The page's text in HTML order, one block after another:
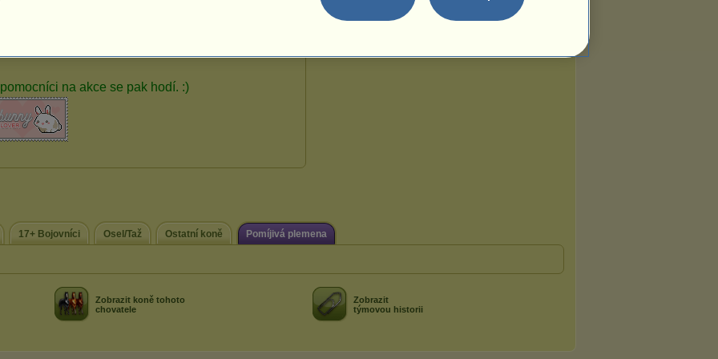
17+ Bojovníci Osel/Taž Ostatní koně Pomíjivá plemena
Zobrazit koně tohoto
chovatele
Zobrazit
týmovou historii